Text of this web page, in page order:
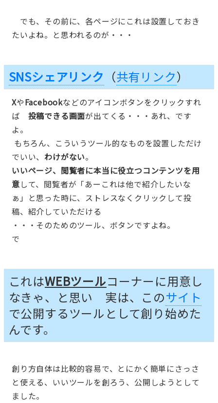
でも、その前に、各ページにこれは設置しておき
たいよね。と思われるのが・・・
SNSシェアリンク （共有リンク）
XやFacebookなどのアイコンボタンをクリックすれ
ば 投稿できる画面が出てくる・・・あれ、です
よ。
もちろん、こういうツール的なものを設置しただけ
でいい、 わけがない。
いいページ、閲覧者に本当に役立つコンテンツを用
意して、閲覧者が「あーこれは他で紹介したいな
ぁ」と思った時に、ストレスなくクリックして投
稿、紹介していただける
・・・そのためのツール、ボタンですよね。
で
これはWEBツールコーナーに用意し
なきゃ、と思い 実は、このサイト
で公開するツールとして創り始めた
んです。
創り方自体は比較的容易で、とにかく簡単にさっさ
と使える、いいツールを創ろう、公開しようとして
ました。